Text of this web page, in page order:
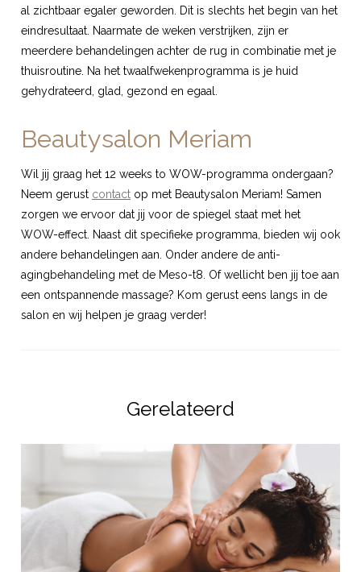
al zichtbaar egaler geworden. Dit is slechts het begin van het
eindresultaat. Naarmate de weken verstrijken, zijn er
meerdere behandelingen achter de rug in combinatie met je
thuisroutine. Na het twaalfwekenprogramma is je huid
gehydrateerd, glad, gezond en egaal.
Beautysalon Meriam
Wil jij graag het 12 weeks to WOW-programma ondergaan?
Neem gerust contact op met Beautysalon Meriam! Samen
zorgen we ervoor dat jij voor de spiegel staat met het
WOW-effect. Naast dit specifieke programma, bieden wij ook
andere behandelingen aan. Onder andere de anti-
agingbehandeling met de Meso-t8. Of wellicht ben jij toe aan
een ontspannende massage? Kom gerust eens langs in de
salon en wij helpen je graag verder!
Gerelateerd